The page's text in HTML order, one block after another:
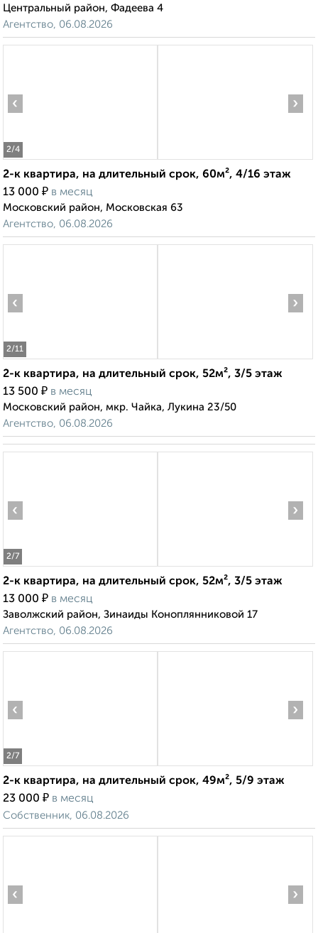
Центральный район, Фадеева 4
Агентство, 06.08.2026
2/4
‹ ›
2-к квартира, на длительный срок, 60м², 4/16 этаж
13 000 ₽ в месяц
Московский район, Московская 63
Агентство, 06.08.2026
2/11
‹ ›
2-к квартира, на длительный срок, 52м², 3/5 этаж
13 500 ₽ в месяц
Московский район, мкр. Чайка, Лукина 23/50
Агентство, 06.08.2026
2/7
‹ ›
2-к квартира, на длительный срок, 52м², 3/5 этаж
13 000 ₽ в месяц
Заволжский район, Зинаиды Коноплянниковой 17
Агентство, 06.08.2026
2/7
‹ ›
2-к квартира, на длительный срок, 49м², 5/9 этаж
23 000 ₽ в месяц
Собственник, 06.08.2026
‹ ›